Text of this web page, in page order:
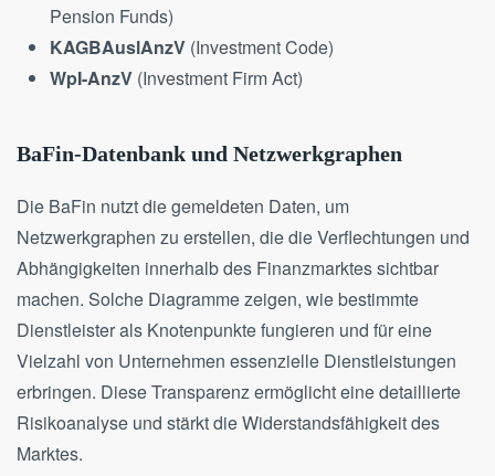
Pension Funds)
KAGBAuslAnzV (Investment Code)
WpI-AnzV (Investment Firm Act)
BaFin-Datenbank und Netzwerkgraphen
Die BaFin nutzt die gemeldeten Daten, um
Netzwerkgraphen zu erstellen, die die Verflechtungen und
Abhängigkeiten innerhalb des Finanzmarktes sichtbar
machen. Solche Diagramme zeigen, wie bestimmte
Dienstleister als Knotenpunkte fungieren und für eine
Vielzahl von Unternehmen essenzielle Dienstleistungen
erbringen. Diese Transparenz ermöglicht eine detaillierte
Risikoanalyse und stärkt die Widerstandsfähigkeit des
Marktes.